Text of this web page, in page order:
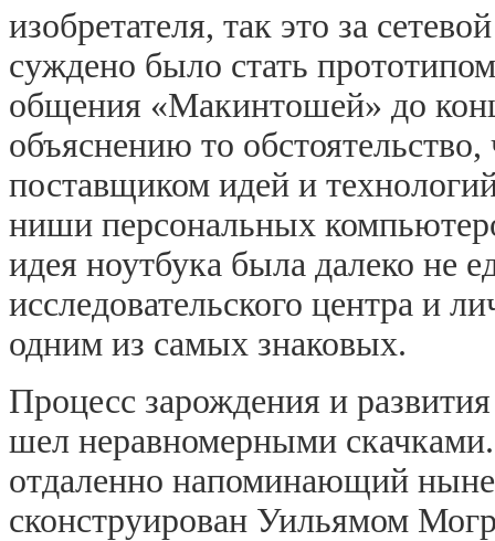
изобретателя, так это за
суждено было стать
общения «Макинтошей» до
объяснению то
поставщиком идей и
ниши персональных
идея ноутбука была далеко не
исследовательского центра и
одним из самых знаковых.
Процесс зарождения и
шел неравномерными
отдаленно напоминающий
сконструирован Уильямом